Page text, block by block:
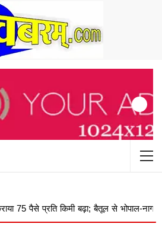
बढ़ा; बैतूल से भोपाल-नागपुर-अमरावती का ...